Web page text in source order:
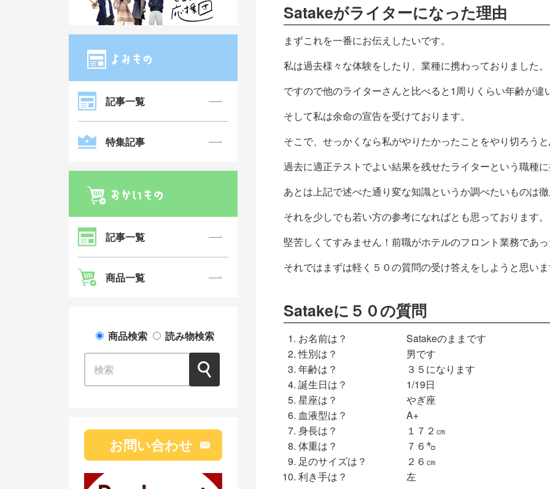
Satakeがライターになった理由
まずこれを一番にお伝えしたいです。
私は過去様々な体験をしたり、業種に携わっておりました。
ですので他のライターさんと比べると1周りくらい年齢が違
そして私は余命の宣告を受けております。
そこで、せっかくなら私がやりたかったことをやり切ろう
過去に適正テストでよい結果を残せたライターという職種
あとは上記で述べた通り変な知識というか調べたいものは
それを少しでも若い方の参考になればとも思っております。
堅苦しくてすみません！前職がホテルのフロント業務であ
それではまずは軽く５０の質問の受け答えをしようと思い
Satakeに５０の質問
お名前は？ Satakeのままです
性別は？ 男です
年齢は？ ３５になります
誕生日は？ 1/19日
星座は？ やぎ座
血液型は？ A+
身長は？ １７２㎝
体重は？ ７６㌔
足のサイズは？ ２６㎝
利き手は？ 左
記事一覧
特集記事
記事一覧
商品一覧
商品検索 読み物検索
お問い合わせ